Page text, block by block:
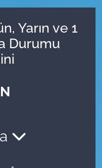
Yarın ve 1
Durumu
ve Fikstür